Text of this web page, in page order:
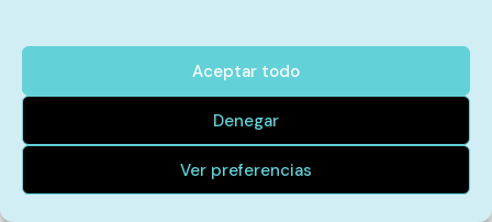
Aceptar todo
Denegar
Ver preferencias
Lo que NO vale con